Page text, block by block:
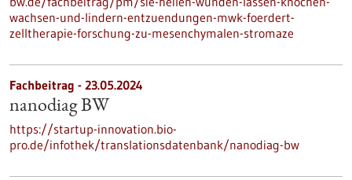
wachsen-und-lindern-entzuendungen-mwk-foerdert-
zelltherapie-forschung-zu-mesenchymalen-stromaze
Fachbeitrag - 23.05.2024
nanodiag BW
https://startup-innovation.bio-
pro.de/infothek/translationsdatenbank/nanodiag-bw